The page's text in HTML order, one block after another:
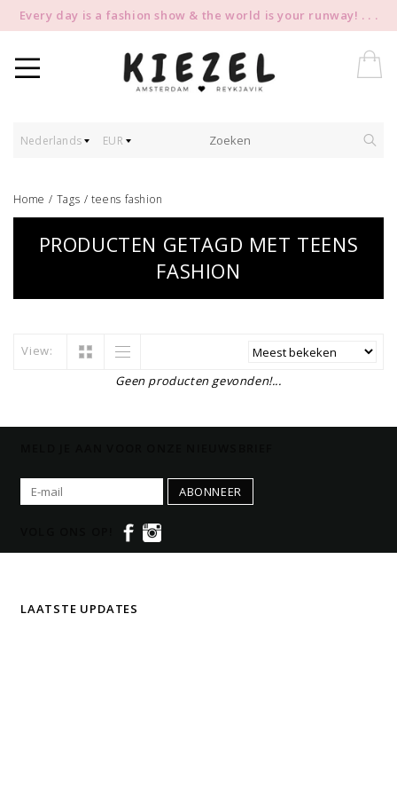
Every day is a fashion show & the world is your runway! . . .
Nederlands EUR
Home / Tags /teens fashion
PRODUCTEN GETAGD MET TEENS
FASHION
View:
Geen producten gevonden!...
ABONNEER
LAATSTE UPDATES